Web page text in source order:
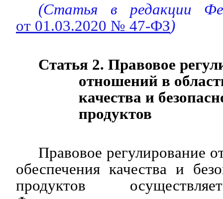
(Статья в редакции
от 01.03.2020 № 47-ФЗ)
Статья 2. Правовое
отношений в
качества и
продуктов
Правовое регулирование
обеспечения качества и
продуктов